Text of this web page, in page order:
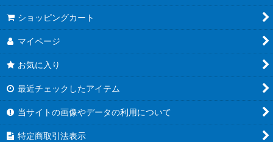
ショッピングカート
マイページ
お気に入り
最近チェックしたアイテム
当サイトの画像やデータの利用について
特定商取引法表示